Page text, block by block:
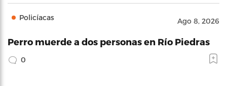
Policíacas Ago 8, 2026
Perro muerde a dos personas en Río Piedras
0